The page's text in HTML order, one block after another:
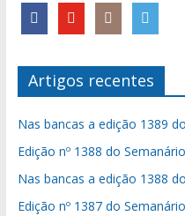
Artigos recentes
Nas bancas a edição 1389
Edição nº 1388 do
Nas bancas a edição 1388
Edição nº 1387 do